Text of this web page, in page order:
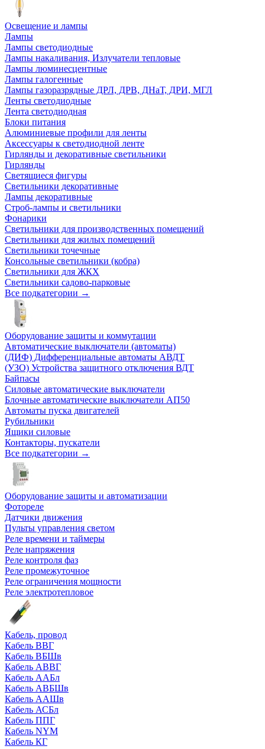
Освещение и лампы
Лампы
Лампы светодиодные
Лампы накаливания, Излучатели тепловые
Лампы люминесцентные
Лампы галогенные
Лампы газоразрядные ДРЛ, ДРВ, ДНаТ, ДРИ, МГЛ
Ленты светодиодные
Лента светодиодная
Блоки питания
Алюминиевые профили для ленты
Аксессуары к светодиодной ленте
Гирлянды и декоративные светильники
Гирлянды
Светящиеся фигуры
Светильники декоративные
Лампы декоративные
Строб-лампы и светильники
Фонарики
Светильники для производственных помещений
Светильники для жилых помещений
Светильники точечные
Консольные светильники (кобра)
Светильники для ЖКХ
Светильники садово-парковые
Все подкатегории →
Оборудование защиты и коммутации
Автоматические выключатели (автоматы)
(ДИФ) Дифференциальные автоматы АВДТ
(УЗО) Устройства защитного отключения ВДТ
Байпасы
Силовые автоматические выключатели
Блочные автоматические выключатели АП50
Автоматы пуска двигателей
Рубильники
Ящики силовые
Контакторы, пускатели
Все подкатегории →
Оборудование защиты и автоматизации
Фотореле
Датчики движения
Пульты управления светом
Реле времени и таймеры
Реле напряжения
Реле контроля фаз
Реле промежуточное
Реле ограничения мощности
Реле электротепловое
Кабель, провод
Кабель ВВГ
Кабель ВБШв
Кабель АВВГ
Кабель ААБл
Кабель АВБШв
Кабель ААШв
Кабель АСБл
Кабель ППГ
Кабель NYM
Кабель КГ